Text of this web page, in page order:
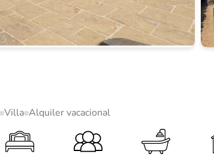
Villa Alquiler vacacional